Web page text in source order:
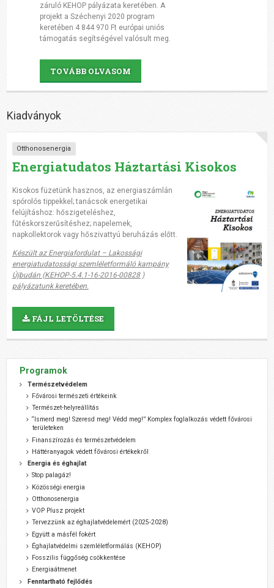
záruló KEHOP pályázata keretében. A
projekt a Széchenyi 2020 program
keretében 4 844 970 Ft európai uniós
támogatás segítségével valósult meg.
TOVÁBB OLVASOM
Kiadványok
Otthonosenergia
Energiatudatos Háztartási Kisokos
Kisokos füzetünk hasznos, az energiaszámlán
spórolós tippekkel; tanácsok energetikai
felújításhoz: hőszigeteléshez,
fűtéskorszerűsítéshez; napelemek,
napkollektorok vagy hőszivattyú beruházás előtt.
Készült az Energiafordulat – Lakossági
energiatudatossági szemléletformáló kampány
Újbudán (KEHOP-5.4.1-16-2016-00828 )
pályázatunk keretében.
FÁJL LETÖLTÉSE
Programok
Természetvédelem
Fővárosi természeti értékeink
Természet-helyreállítás
“Ismerd meg! Szeresd meg! Védd meg!” Komplex foglalkozás védett fővárosi
területeken
Finanszírozás és természetvédelem
Háttéranyagok védett fővárosi értékekről
Energia és éghajlat
Stop palagáz!
Közösségi energia
Otthonosenergia
VOP Plusz projekt
Tervezzünk az éghajlatvédelemért (2025-2028)
Együtt a másfél fokért
Éghajlatvédelmi szemléletformálás (KEHOP)
Fosszilis függőség csökkentése
Energiaátmenet
Fenntartható fejlődés